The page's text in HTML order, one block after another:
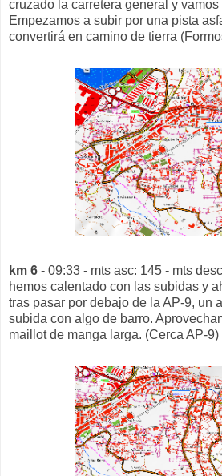
cruzado la carretera general y
Empezamos a subir por una pista
convertirá en camino de tierra
km 6 - 09:33 - mts asc: 145 - mts
hemos calentado con las subidas y
tras pasar por debajo de la AP-9, un
subida con algo de barro.
maillot de manga larga. (Cerca AP-9)